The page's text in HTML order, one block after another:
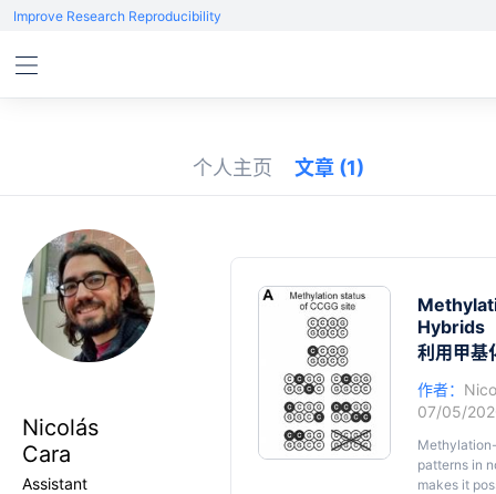
Improve Research Reproducibility
个人主页 文章 (1)
Nicolás
Cara
Assistant
Hybrids
利用甲基
作者：
07/05/
patterns in
makes it